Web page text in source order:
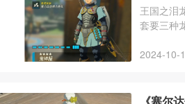
王国之泪
套要三种
2024-10-